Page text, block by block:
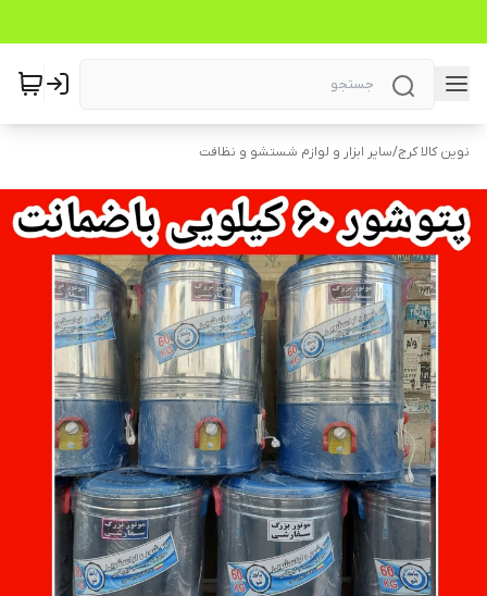
نوین کالا کرج/سایر ابزار و لوازم شستشو و نظافت